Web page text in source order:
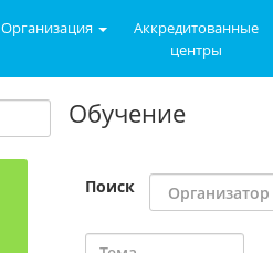
Организация
Аккредитованные
центры
Обучение
Поиск